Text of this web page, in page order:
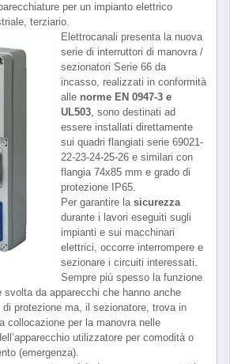
per un impianto elettrico
terziario.
Elettrocanali presenta la nuova
serie di interruttori di manovra /
sezionatori Serie 66 da
incasso, realizzati in conformità
alle norme EN 0947-3 e
UL503, sono destinati ad
essere installati direttamente
sui quadri flangiati serie 69021-
22-23-24-25-26 e similari con
flangia 74x85 mm e grado di
protezione IP65.
Per garantire la sicurezza
durante i lavori eseguiti sugli
impianti e sui macchinari
elettrici, occorre interrompere e
sezionare i circuiti interessati.
Sempre più spesso la funzione
svolta da apparecchi che hanno anche
protezione ma, il sezionatore, trova in
collocazione per la manovra nelle
utilizzatore per comodità o
(emergenza).